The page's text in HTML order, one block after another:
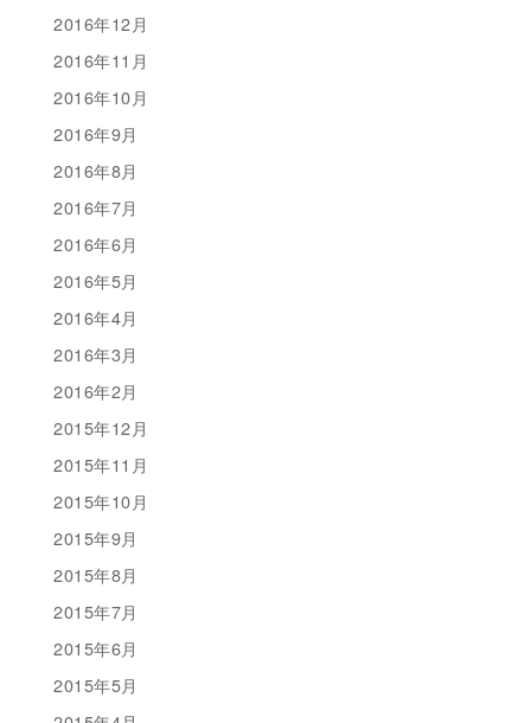
2016年12月
2016年11月
2016年10月
2016年9月
2016年8月
2016年7月
2016年6月
2016年5月
2016年4月
2016年3月
2016年2月
2015年12月
2015年11月
2015年10月
2015年9月
2015年8月
2015年7月
2015年6月
2015年5月